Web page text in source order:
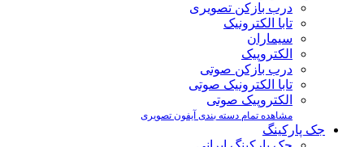
درب بازکن تصویری
تابا الکترونیک
سیماران
الکتروپیک
درب بازکن صوتی
تابا الکترونیک صوتی
الکتروپیک صوتی
مشاهده تمام دسته بندی آیفون تصویری
جک پارکینگ